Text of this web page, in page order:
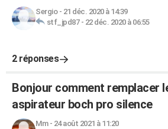
Sergio- 21 déc. 2020 à 14:39
stf_jpd87- 22 déc. 2020 à 06:55
2 réponses
Bonjour comment remplacer
aspirateur boch pro silence
Mm- 24 août 2021 à 11:20